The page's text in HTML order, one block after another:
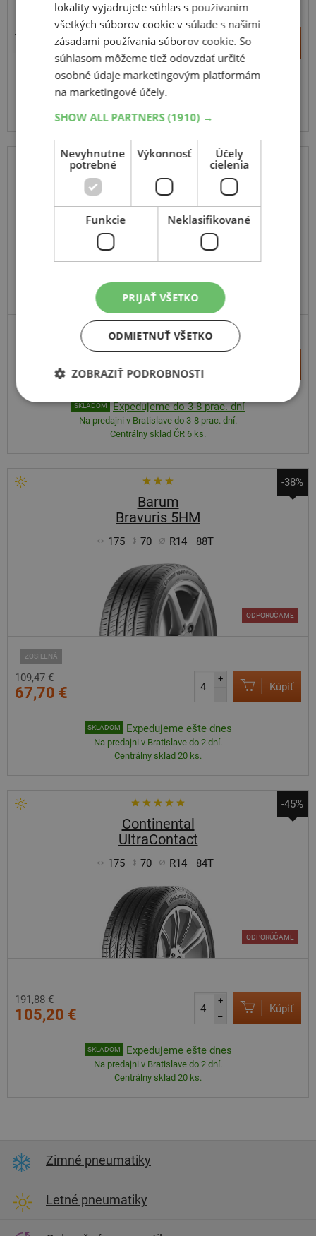
77,28 €
55,30 €
+
Expedujeme budúci prac. deň
Na predajni v Bratislave do 2 dní.
Centrálny sklad 20 ks.
Sailun
Atrezzo Elite 2
175 R14 84T
SUPER KVALITA / VÝKON
55,20 €
SKLADOM Expedujeme do 3-8 prac. dní
Na predajni v Bratislave do 3-8 prac. dní.
Centrálny sklad ČR 6 ks.
-38%
Barum
Bravuris 5HM
175 70 R14 88T
ZOSÍLENÁ
ODPORÚČAME
109,47 €
67,70 €
+
–
Kúpiť
SKLADOM Expedujeme ešte dnes
Na predajni v Bratislave do 2 dní.
Centrálny sklad 20 ks.
-45%
Continental
UltraContact
175 70 R14 84T
ODPORÚČAME
191,88 €
105,20 €
+
–
Kúpiť
SKLADOM Expedujeme ešte dnes
Na predajni v Bratislave do 2 dní.
Centrálny sklad 20 ks.
Zimné pneumatiky
Letné pneumatiky
lokality vyjadrujete súhlas s používaním
všetkých súborov cookie v súlade s našimi
zásadami používania súborov cookie. So
súhlasom môžeme tiež odovzdať určité
osobné údaje marketingovým platformám
na marketingové účely.
SHOW ALL PARTNERS(1910) →
Nevyhnutne
potrebné
Výkonnosť
Účely
cielenia
Funkcie Neklasifikované
PRIJAŤ VŠETKO
ODMIETNUŤ VŠETKO
ZOBRAZIŤ PODROBNOSTI